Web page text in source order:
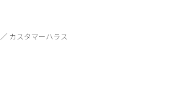
カスタマーハラス